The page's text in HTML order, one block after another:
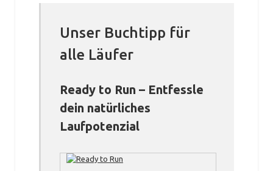
Unser Buchtipp für
alle Läufer
Ready to Run – Entfessle
dein natürliches
Laufpotenzial